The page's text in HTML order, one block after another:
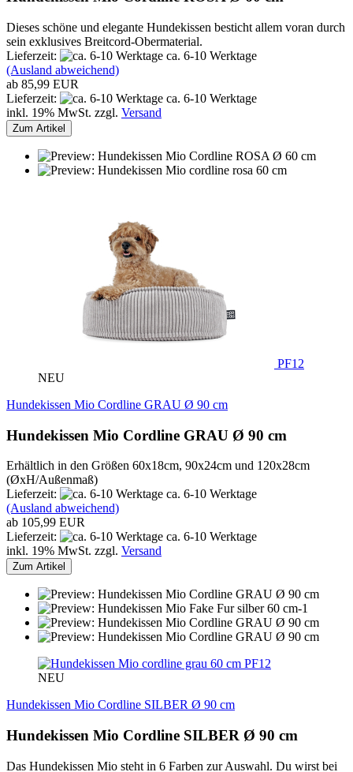
Dieses schöne und elegante Hundekissen besticht allem voran durch
sein exklusives Breitcord-Obermaterial.
Lieferzeit:
ca. 6-10 Werktage
(Ausland abweichend)
ab 85,99 EUR
Lieferzeit:
ca. 6-10 Werktage
inkl. 19% MwSt. zzgl. Versand
Zum Artikel
PF12
NEU
Hundekissen Mio Cordline GRAU Ø 90 cm
Hundekissen Mio Cordline GRAU Ø 90 cm
Erhältlich in den Größen 60x18cm, 90x24cm und 120x28cm
(ØxH/Außenmaß)
Lieferzeit:
ca. 6-10 Werktage
(Ausland abweichend)
ab 105,99 EUR
Lieferzeit:
ca. 6-10 Werktage
inkl. 19% MwSt. zzgl. Versand
Zum Artikel
PF12
NEU
Hundekissen Mio Cordline SILBER Ø 90 cm
Hundekissen Mio Cordline SILBER Ø 90 cm
Das Hundekissen Mio steht in 6 Farben zur Auswahl. Du wirst bei